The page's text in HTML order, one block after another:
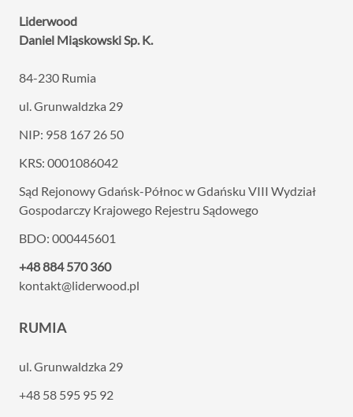
Liderwood
Daniel Miąskowski Sp. K.
84-230 Rumia
ul. Grunwaldzka 29
NIP: 958 167 26 50
KRS: 0001086042
Sąd Rejonowy Gdańsk-Północ w Gdańsku VIII Wydział
Gospodarczy Krajowego Rejestru Sądowego
BDO: 000445601
+48 884 570 360
kontakt@liderwood.pl
RUMIA
ul. Grunwaldzka 29
+48 58 595 95 92